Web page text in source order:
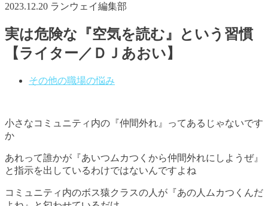
2023.12.20 ランウェイ編集部
実は危険な『空気を読む』という習慣
【ライター／ＤＪあおい】
その他の職場の悩み
小さなコミュニティ内の『仲間外れ』ってあるじゃないです
か
あれって誰かが『あいつムカつくから仲間外れにしようぜ』
と指示を出しているわけではないんですよね
コミュニティ内のボス猿クラスの人が『あの人ムカつくんだ